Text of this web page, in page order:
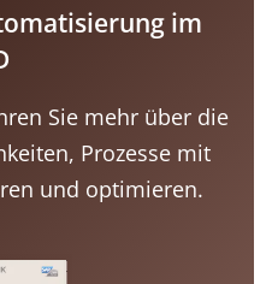
im
Sie mehr über die
Prozesse mit
und optimieren.